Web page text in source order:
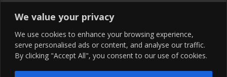
We value your privacy
We use cookies to enhance your browsing experience,
serve personalised ads or content, and analyse our traffic.
By clicking "Accept All", you consent to our use of cookies.
ІГРОВІ АВТОМАТИ
Безкоштовно Та Без Реєстрації
Про нас